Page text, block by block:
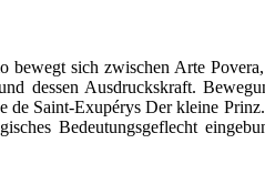
bewegt sich zwischen Arte
dessen Ausdruckskraft.
Saint-Exupérys Der kleine
Bedeutungsgeflecht